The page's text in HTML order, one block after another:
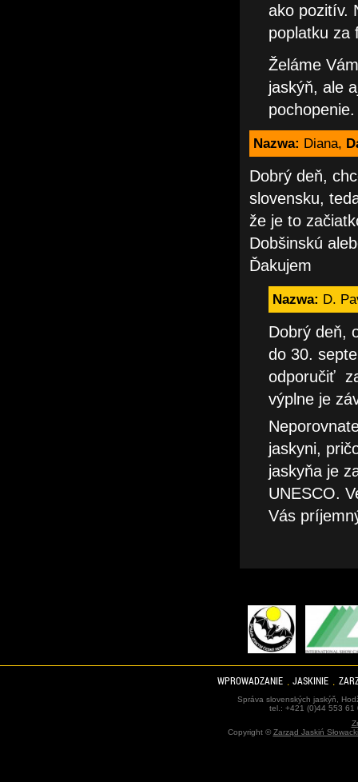
ako pozitív.
poplatku za
Želáme
jaskýň, ale
pochopenie.
Nazwa: Diana,
Dobrý deň,
slovensku,
že je to
Dobšinskú
Ďakujem
Nazwa: D.
Dobrý deň,
do 30.
odporučiť
výplne je
jaskyni,
jaskyňa je
UNESCO.
Vás
WPROWADZANIE JASKINIE
Správa slovenských jaskýň,
tel.: +421 (0)44 553
Copyright ©Zarząd Jaskiń